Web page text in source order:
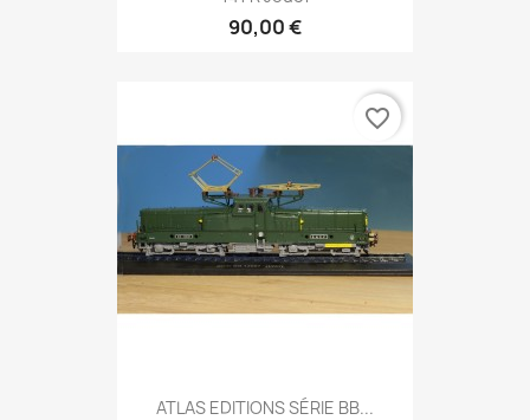
90,00 €
ATLAS EDITIONS SÉRIE BB...
favorite_border